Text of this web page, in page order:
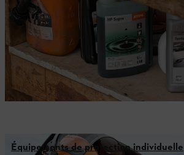
Équipements de protection individuelle